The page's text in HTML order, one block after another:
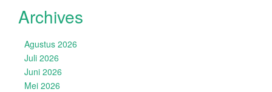
Archives
Agustus 2026
Juli 2026
Juni 2026
Mei 2026